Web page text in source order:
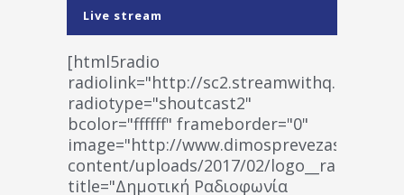
Live stream
[html5radio
radiolink="http://
radiotype="shoutcast2"
bcolor="ffffff" frameborder="0"
image="http://www.dimosprevezas.gr/wp-
content/uploads/2017/02/
title="Δημοτική Ραδιοφωνία